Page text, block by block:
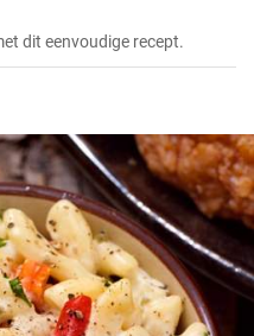
dit eenvoudige recept.